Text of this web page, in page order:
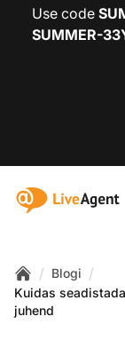
Use code
SUMMER-
:site.title
Home
/ Blogi /
Kuidas
juhend